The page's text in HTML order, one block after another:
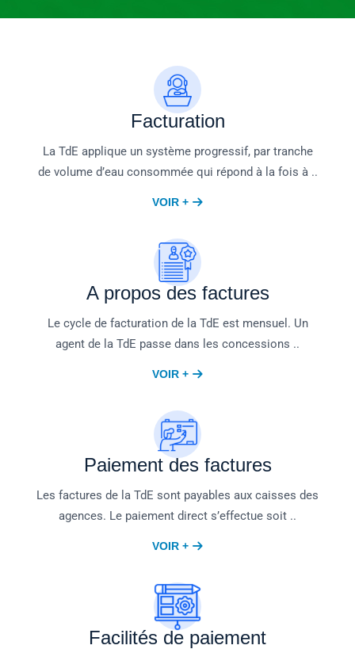
Facturation
La TdE applique un système progressif, par tranche
de volume d’eau consommée qui répond à la fois à ..
VOIR +
A propos des factures
Le cycle de facturation de la TdE est mensuel. Un
agent de la TdE passe dans les concessions ..
VOIR +
Paiement des factures
Les factures de la TdE sont payables aux caisses des
agences. Le paiement direct s’effectue soit ..
VOIR +
Facilités de paiement